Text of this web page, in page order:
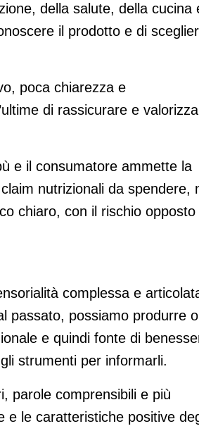
della salute, della cucina
il prodotto e di
poca chiarezza e
di rassicurare e
e il consumatore ammette la
nutrizionali da spendere,
chiaro, con il rischio opposto
complessa e
passato, possiamo produrre
e quindi fonte di
strumenti per informarli.
parole comprensibili e più
e le caratteristiche positive